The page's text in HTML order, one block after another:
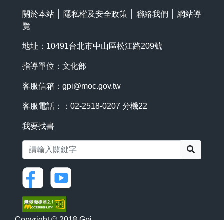
關於本站 隱私權及安全政策 聯絡我們
網站導
覽
地址：10491台北市中山區松江路209號
指導單位：文化部
客服信箱： gpi@moc.gov.tw
客服電話：：02-2518-0207 分機22
我要找書